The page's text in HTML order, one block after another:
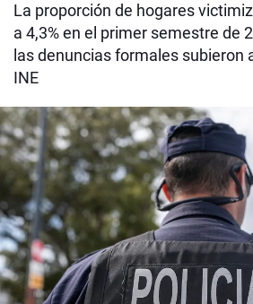
La proporción de hogares
a 4,3% en el primer semestre de
las denuncias formales subieron
INE